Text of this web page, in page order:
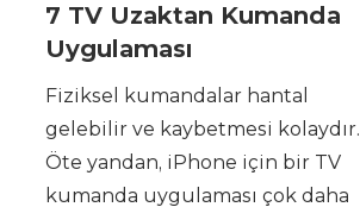
7 TV Uzaktan Kumanda
Uygulaması
Fiziksel kumandalar hantal
gelebilir ve kaybetmesi kolaydır.
Öte yandan, iPhone için bir TV
kumanda uygulaması çok daha